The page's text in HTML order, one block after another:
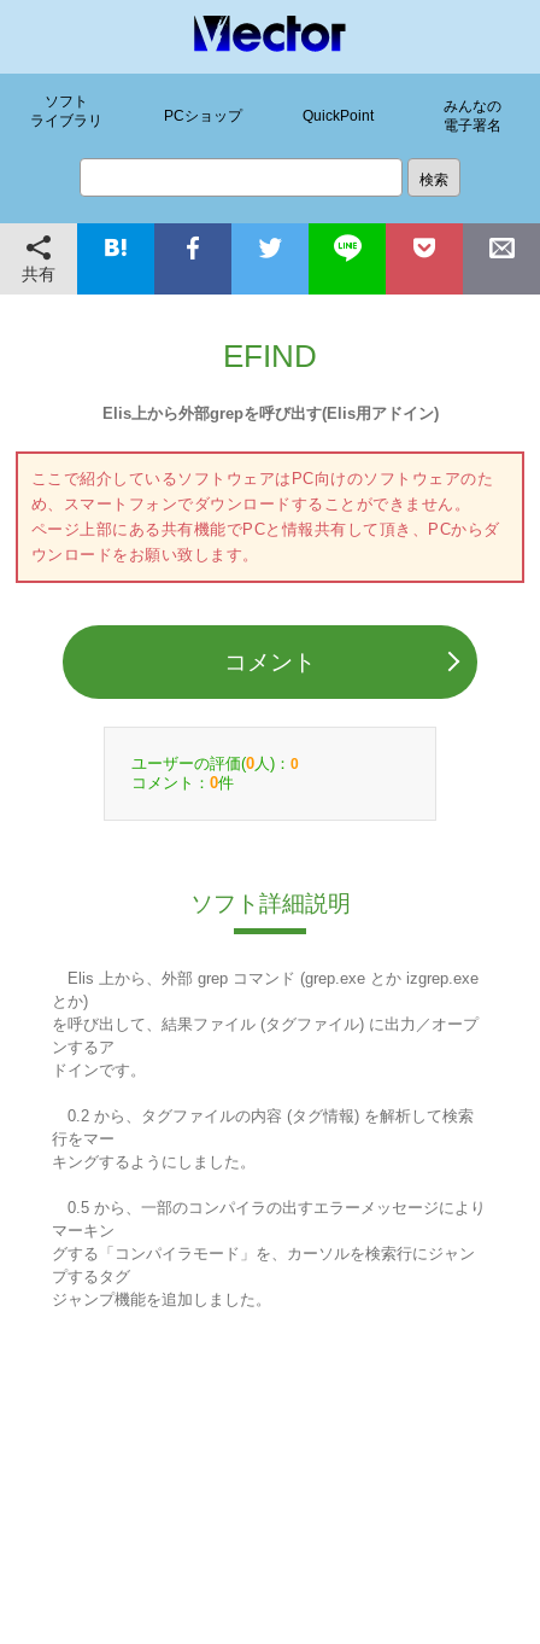
ソフト
ライブラリ
PCショップ QuickPoint
みんなの
電子署名
共有
EFIND
Elis上から外部grepを呼び出す(Elis用アドイン)
ここで紹介しているソフトウェアはPC向けのソフトウェアのた
め、スマートフォンでダウンロードすることができません。
ページ上部にある共有機能でPCと情報共有して頂き、PCからダ
ウンロードをお願い致します。
コメント
ユーザーの評価(0 人)： 0
コメント： 0件
ソフト詳細説明
Elis 上から、外部 grep コマンド (grep.exe とか izgrep.exe
とか)
を呼び出して、結果ファイル (タグファイル) に出力／オープ
ンするア
ドインです。
0.2 から、タグファイルの内容 (タグ情報) を解析して検索
行をマー
キングするようにしました。
0.5 から、一部のコンパイラの出すエラーメッセージにより
マーキン
グする「コンパイラモード」を、カーソルを検索行にジャン
プするタグ
ジャンプ機能を追加しました。